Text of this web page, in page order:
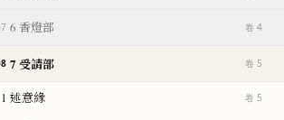
6 香燈部 卷 4
7 受請部 卷 5
1 述意緣 卷 5